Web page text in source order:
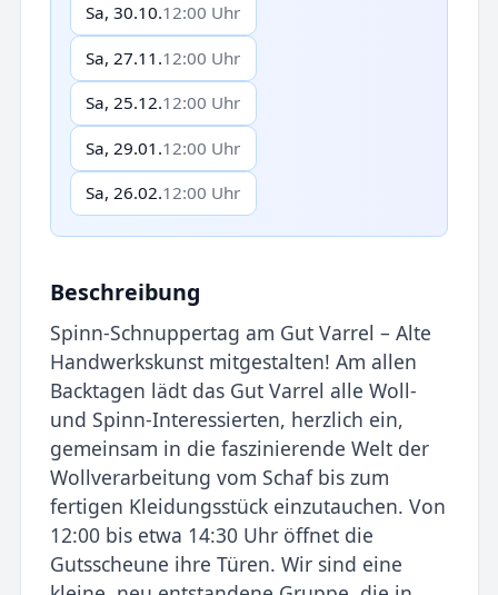
Sa, 30.10.12:00 Uhr
Sa, 27.11.12:00 Uhr
Sa, 25.12.12:00 Uhr
Sa, 29.01.12:00 Uhr
Sa, 26.02.12:00 Uhr
Beschreibung
Spinn-Schnuppertag am Gut Varrel – Alte
Handwerkskunst mitgestalten! Am allen
Backtagen lädt das Gut Varrel alle Woll-
und Spinn-Interessierten, herzlich ein,
gemeinsam in die faszinierende Welt der
Wollverarbeitung vom Schaf bis zum
fertigen Kleidungsstück einzutauchen. Von
12:00 bis etwa 14:30 Uhr öffnet die
Gutsscheune ihre Türen. Wir sind eine